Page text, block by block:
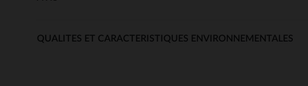
QUALITES ET CARACTERISTIQUES ENVIRONNEMENTALES